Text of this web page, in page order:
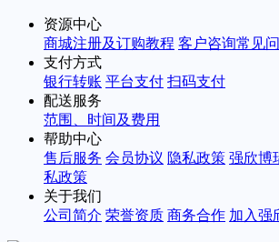
资源中心
商城注册及订购教程 客户咨询常见
支付方式
银行转账 平台支付 扫码支付
配送服务
范围、时间及费用
帮助中心
售后服务 会员协议 隐私政策 强欣博
私政策
关于我们
公司简介 荣誉资质 商务合作 加入强